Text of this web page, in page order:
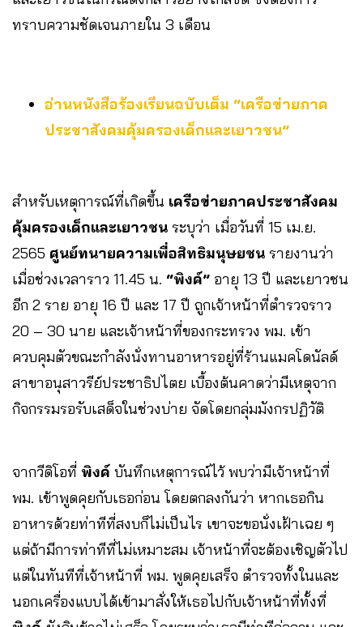
ทราบความชัดเจนภายใน 3 เดือน
อ่านหนังสือร้องเรียนฉบับเต็ม “เครือข่ายภาค
ประชาสังคมคุ้มครองเด็กและเยาวชน”
สำหรับเหตุการณ์ที่เกิดขึ้น เครือข่ายภาคประชาสังคม
คุ้มครองเด็กและเยาวชน ระบุว่า เมื่อวันที่ 15 เม.ย.
2565 ศูนย์ทนายความเพื่อสิทธิมนุษยชน รายงานว่า
เมื่อช่วงเวลาราว 11.45 น. “พิงค์” อายุ 13 ปี และเยาวชน
อีก 2 ราย อายุ 16 ปี และ 17 ปี ถูกเจ้าหน้าที่ตำรวจราว
20 – 30 นาย และเจ้าหน้าที่ของกระทรวง พม. เข้า
ควบคุมตัวขณะกำลังนั่งทานอาหารอยู่ที่ร้านแมคโดนัลด์
สาขาอนุสาวรีย์ประชาธิปไตย เบื้องต้นคาดว่ามีเหตุจาก
กิจกรรมรอรับเสด็จในช่วงบ่าย จัดโดยกลุ่มมังกรปฏิวัติ
จากวีดิโอที่ พิงค์ บันทึกเหตุการณ์ไว้ พบว่ามีเจ้าหน้าที่
พม. เข้าพูดคุยกับเธอก่อน โดยตกลงกันว่า หากเธอกิน
อาหารด้วยท่าทีที่สงบก็ไม่เป็นไร เขาจะขอนั่งเฝ้าเฉย ๆ
แต่ถ้ามีการท่าทีที่ไม่เหมาะสม เจ้าหน้าที่จะต้องเชิญตัวไป
แต่ในทันทีที่เจ้าหน้าที่ พม. พูดคุยเสร็จ ตำรวจทั้งในและ
นอกเครื่องแบบได้เข้ามาสั่งให้เธอไปกับเจ้าหน้าที่ทั้งที่